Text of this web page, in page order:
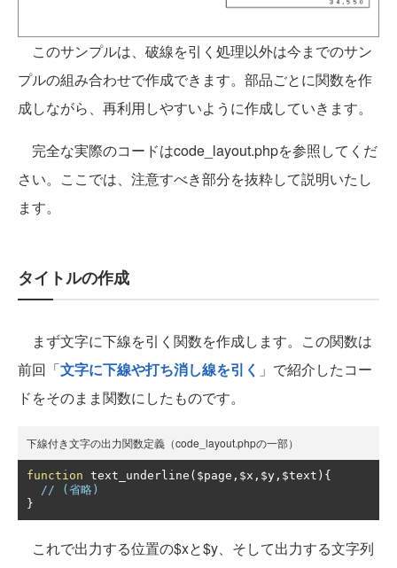
このサンプルは、破線を引く処理以外は今までのサン
プルの組み合わせで作成できます。部品ごとに関数を作
成しながら、再利用しやすいように作成していきます。
完全な実際のコードはcode_layout.phpを参照してくだ
さい。ここでは、注意すべき部分を抜粋して説明いたし
ます。
タイトルの作成
まず文字に下線を引く関数を作成します。この関数は
前回「文字に下線や打ち消し線を引く 」で紹介したコー
ドをそのまま関数にしたものです。
下線付き文字の出力関数定義（code_layout.phpの一部）
function text_underline ( $page , $x , $y , $text ){
// (省略)
}
これで出力する位置の$xと$y、そして出力する文字列